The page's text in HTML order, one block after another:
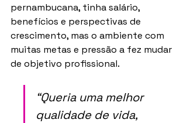
pernambucana, tinha salário,
benefícios e perspectivas de
crescimento, mas o ambiente com
muitas metas e pressão a fez mudar
de objetivo profissional.
“Queria uma melhor
qualidade de vida,